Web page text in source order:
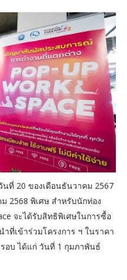
นที่ 20 ของเดือนธันวาคม 2567
2568 พิเศษ สำหรับนักท่อง
จะได้รับสิทธิพิเศษในการซื้อ
ที่เข้าร่วมโครงการ ฯ ในราคา
อบ ได้แก่ วันที่ 1 กุมภาพันธ์